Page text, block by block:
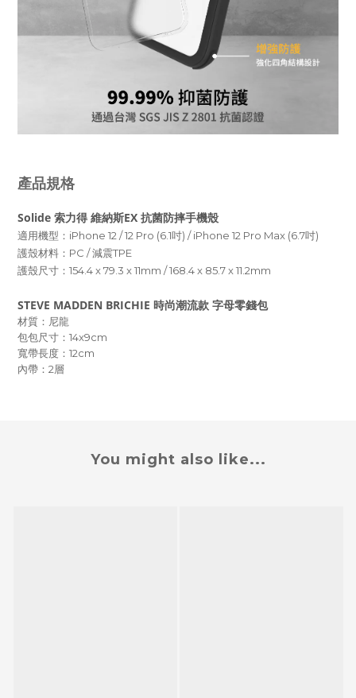
產品規格
Solide 索力得 維納斯EX 抗菌防摔手機殼
適用機型：iPhone 12 / 12 Pro (6.1吋) /iPhone 12 Pro Max (6.7吋)
護殼材料：PC / 減震TPE
護殼尺寸： 154.4 x 79.3 x 11mm /168.4 x 85.7 x 11.2mm
STEVE MADDEN BRICHIE 時尚潮流款 字母零錢包
材質：尼龍
包包尺寸：14x9cm
寬帶長度：12cm
內帶：2層
You might also like...